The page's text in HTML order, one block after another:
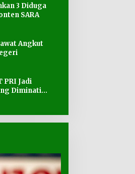
3 Diduga
SARA
Angkut
PRI Jadi
Diminati